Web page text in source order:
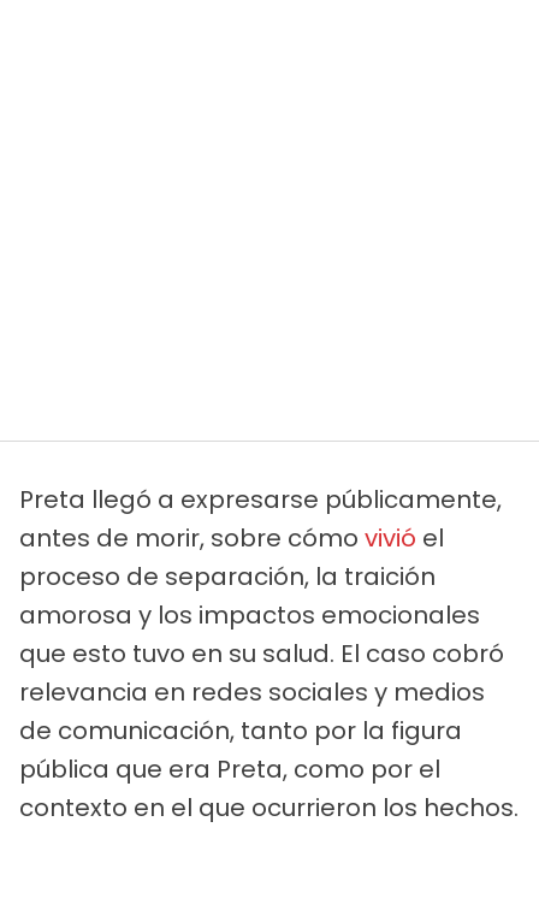
Preta llegó a expresarse públicamente,
antes de morir, sobre cómo vivió el
proceso de separación, la traición
amorosa y los impactos emocionales
que esto tuvo en su salud. El caso cobró
relevancia en redes sociales y medios
de comunicación, tanto por la figura
pública que era Preta, como por el
contexto en el que ocurrieron los hechos.